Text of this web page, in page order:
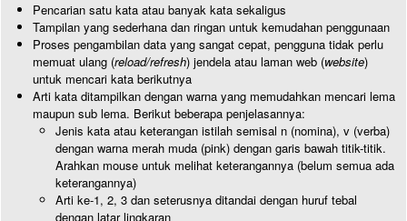
Pencarian satu kata atau banyak kata sekaligus
Tampilan yang sederhana dan ringan untuk kemudahan penggunaan
Proses pengambilan data yang sangat cepat, pengguna tidak perlu
memuat ulang (reload/refresh) jendela atau laman web (website)
untuk mencari kata berikutnya
Arti kata ditampilkan dengan warna yang memudahkan mencari lema
maupun sub lema. Berikut beberapa penjelasannya:
Jenis kata atau keterangan istilah semisal n (nomina), v (verba)
dengan warna merah muda (pink) dengan garis bawah titik-titik.
Arahkan mouse untuk melihat keterangannya (belum semua ada
keterangannya)
Arti ke-1, 2, 3 dan seterusnya ditandai dengan huruf tebal
dengan latar lingkaran